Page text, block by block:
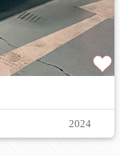
2024